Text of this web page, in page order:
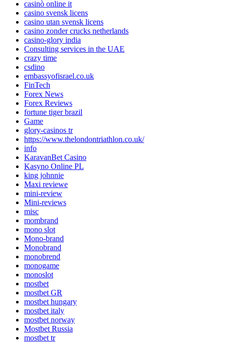
casinò online it
casino svensk licens
casino utan svensk licens
casino zonder crucks netherlands
casino-glory india
Consulting services in the UAE
crazy time
csdino
embassyofisrael.co.uk
FinTech
Forex News
Forex Reviews
fortune tiger brazil
Game
glory-casinos tr
https://www.thelondontriathlon.co.uk/
info
KaravanBet Casino
Kasyno Online PL
king johnnie
Maxi reviewe
mini-review
Mini-reviews
misc
mombrand
mono slot
Mono-brand
Monobrand
monobrend
monogame
monoslot
mostbet
mostbet GR
mostbet hungary
mostbet italy
mostbet norway
Mostbet Russia
mostbet tr